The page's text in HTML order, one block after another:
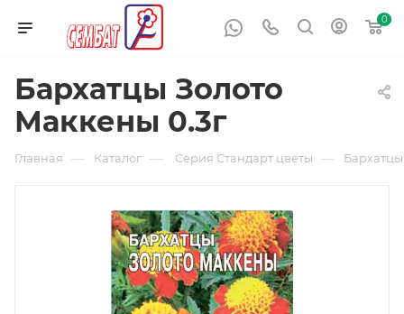
0
Бархатцы Золото
Маккены 0.3г
Главная — Каталог — .Серия Стандарт цветы —